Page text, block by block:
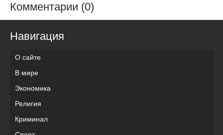
Комментарии (0)
Навигация
О сайте
В мире
Экономика
Религия
Криминал